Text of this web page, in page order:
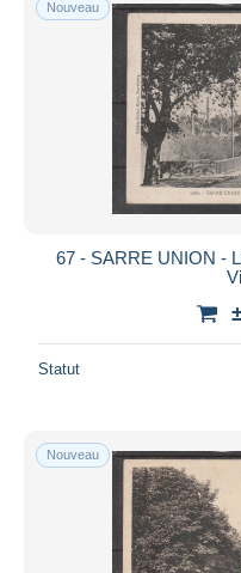
Uniquement en
Livraison gratuite
Méthodes de paiement
PayPal
Virement
Visa
Bancontact
Monde entier
Nouveau
67 - SARRE UNION -
Statut
Nouveau